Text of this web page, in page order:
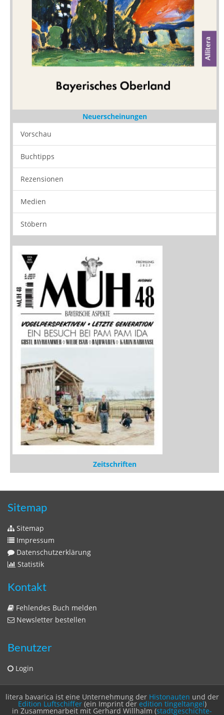
Neuerscheinungen
Vorschau
Buchtipps
Rezensionen
Medien
Stöbern
Zeitschriften
Sitemap
Sitemap
Impressum
Datenschutzerklärung
Statistik
Kontakt
Fehlendes Buch melden
Newsletter bestellen
Benutzer
Login
litera bavarica ist eine Unternehmung der Histonauten und der
Edition Luftschiffer (ein Imprint deredition tingeltangel)
in Zusammenarbeit mit Gerhard Willhalm (stadtgeschichte-
muenchen.de)